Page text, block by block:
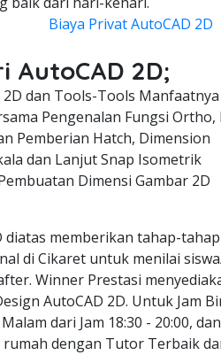
Biaya Privat AutoCAD 2D
AutoCAD 2D;
2D dan Tools-Tools Manfaatnya
Pengenalan Fungsi Ortho,
Pemberian Hatch, Dimension
dan Lanjut Snap Isometrik
Dimensi Gambar 2D
diatas memberikan tahap-
di Cikaret untuk menilai
Winner Prestasi
AutoCAD 2D. Untuk Jam
dari Jam 18:30 - 20:00,
dengan Tutor Terbaik